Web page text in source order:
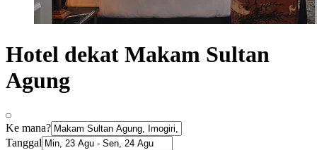
Hotel dekat Makam Sultan
Agung
Ke mana?
Tanggal